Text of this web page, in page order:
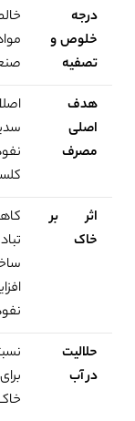
درجه
خلوص و
تصفیه
هدف
اصلی
مصرف
اثر بر
خاک
حلالیت
در آب